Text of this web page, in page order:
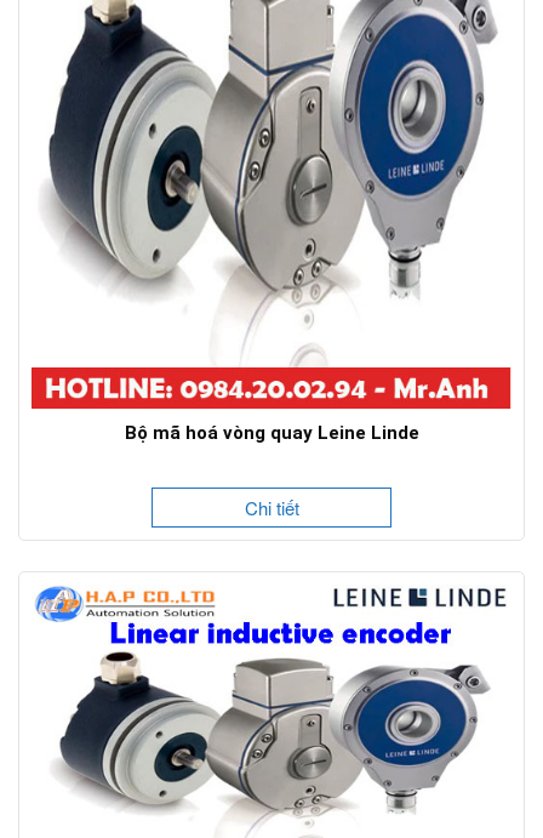
Bộ mã hoá vòng quay Leine Linde
Chi tiết